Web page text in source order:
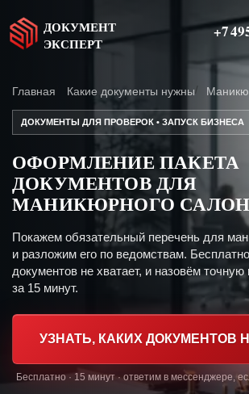
ДОКУМЕНТ
ЭКСПЕРТ
+7
Главная Какие документы нужны
ДОКУМЕНТЫ ДЛЯ ПРОВЕРОК • ЗАПУСК БИЗНЕСА
ОФОРМЛЕНИЕ ПАКЕТА
ДОКУМЕНТОВ ДЛЯ
МАНИКЮРНОГО
Покажем обязательный перечень для
и разложим его по ведомствам.
документов не хватает, и назовём
за 15 минут.
УЗНАТЬ, КАКИХ ДОКУМЕНТОВ
Бесплатно · 15 минут · ответим в мессенджере,